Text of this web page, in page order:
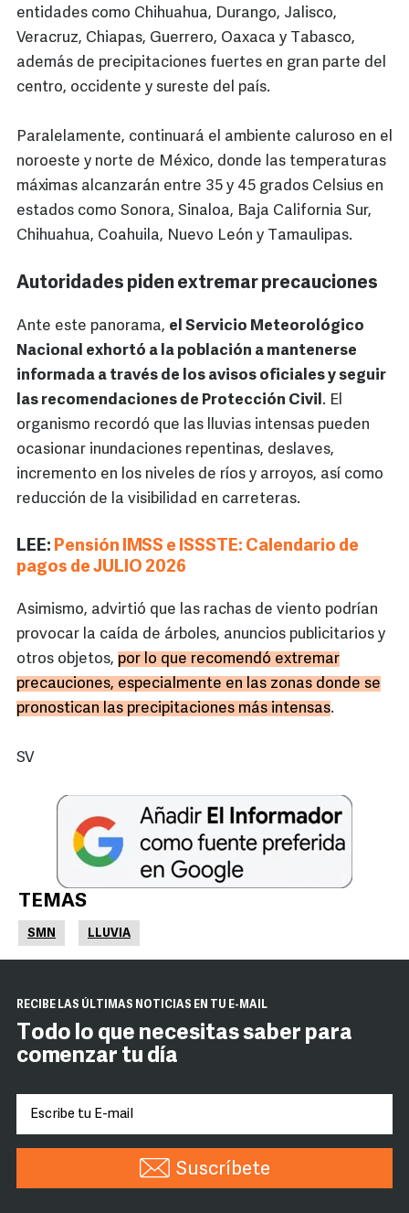
entidades como Chihuahua, Durango, Jalisco,
Veracruz, Chiapas, Guerrero, Oaxaca y Tabasco,
además de precipitaciones fuertes en gran parte del
centro, occidente y sureste del país.
Paralelamente, continuará el ambiente caluroso en el
noroeste y norte de México, donde las temperaturas
máximas alcanzarán entre 35 y 45 grados Celsius en
estados como Sonora, Sinaloa, Baja California Sur,
Chihuahua, Coahuila, Nuevo León y Tamaulipas.
Autoridades piden extremar precauciones
Ante este panorama, el Servicio Meteorológico
Nacional exhortó a la población a mantenerse
informada a través de los avisos oficiales y seguir
las recomendaciones de Protección Civil. El
organismo recordó que las lluvias intensas pueden
ocasionar inundaciones repentinas, deslaves,
incremento en los niveles de ríos y arroyos, así como
reducción de la visibilidad en carreteras.
LEE: Pensión IMSS e ISSSTE: Calendario de
pagos de JULIO 2026
Asimismo, advirtió que las rachas de viento podrían
provocar la caída de árboles, anuncios publicitarios y
otros objetos, por lo que recomendó extremar
precauciones, especialmente en las zonas donde se
pronostican las precipitaciones más intensas.
SV
TEMAS
SMN LLUVIA
RECIBE LAS ÚLTIMAS NOTICIAS EN TU E-MAIL
Todo lo que necesitas saber para
comenzar tu día
Suscríbete